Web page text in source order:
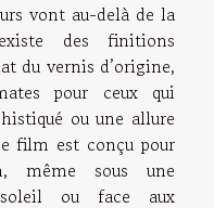
vont au-delà de la
des finitions
du vernis d’origine,
pour ceux qui
ou une allure
film est conçu pour
même sous une
ou face aux